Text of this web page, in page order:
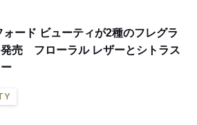
ォード ビューティが2種のフレグラ
発売 フローラル レザーとシトラス